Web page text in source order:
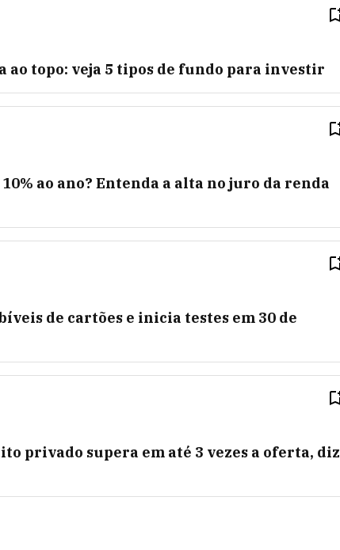
ao topo: veja 5 tipos de fundo para investir
ao ano? Entenda a alta no juro da renda
de cartões e inicia testes em 30 de
privado supera em até 3 vezes a oferta, diz